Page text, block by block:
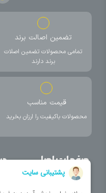
تضمین اصالت برند
تمامی محصولات تضمین اصلات
برند دارند
قیمت مناسب
محصولات باکیفیت را ارزان بخرید
صفحات اصلی
خانه